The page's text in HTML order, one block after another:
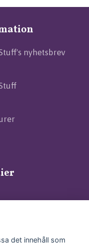
nyhetsbrev
det innehåll som